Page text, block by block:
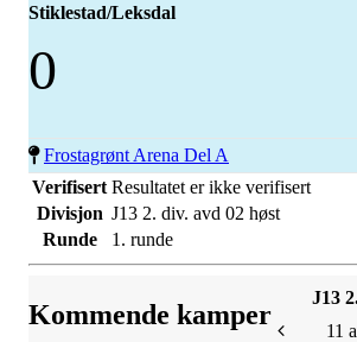
Stiklestad/Leksdal
0
Frostagrønt Arena Del A
Verifisert Resultatet er ikke verifisert
Divisjon J13 2. div. avd 02 høst
Runde
1. runde
Kommende kamper
J13
11